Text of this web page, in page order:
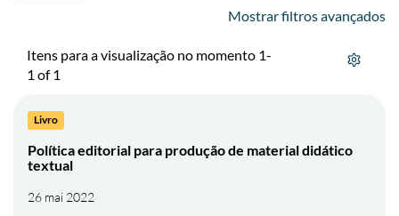
Mostrar filtros avançados
Itens para a visualização no momento 1-
1 of 1
Livro
Política editorial para produção de material didático
textual
26 mai 2022